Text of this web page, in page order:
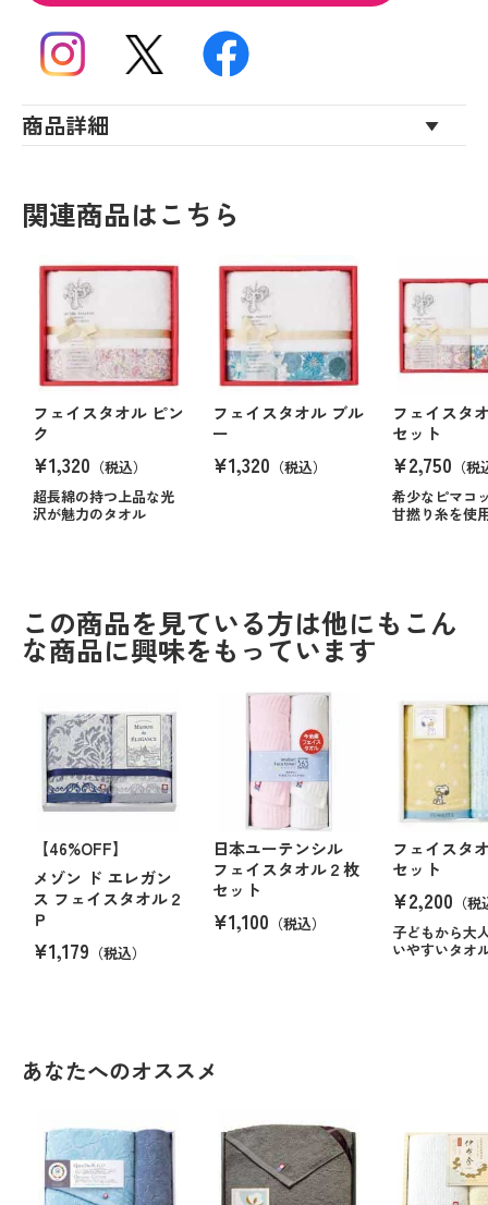
商品詳細
関連商品はこちら
フェイスタオル ピン
ク
¥1,320 （税込）
超長綿の持つ上品な光
沢が魅力のタオル
フェイスタオル ブル
ー
¥1,320 （税込）
フェイスタ
セット
¥2,750 （
希少なピマコ
甘撚り糸を使
この商品を見ている方は他にもこん
な商品に興味をもっています
【46%OFF】
メゾン ド エレガン
ス フェイスタオル２
Ｐ
¥1,179 （税込）
日本ユーテンシル
フェイスタオル２枚
セット
¥1,100 （税込）
フェイスタ
セット
¥2,200 （
子どもから大
いやすいタオ
あなたへのオススメ